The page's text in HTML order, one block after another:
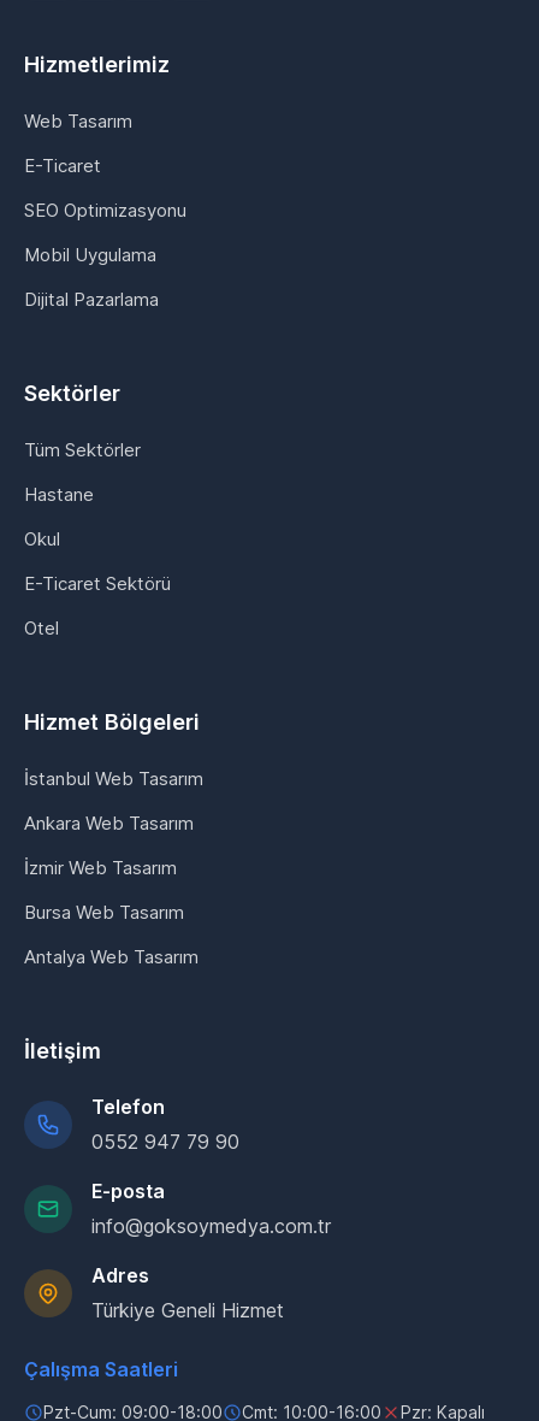
Hizmetlerimiz
Web Tasarım
E-Ticaret
SEO Optimizasyonu
Mobil Uygulama
Dijital Pazarlama
Sektörler
Tüm Sektörler
Hastane
Okul
E-Ticaret Sektörü
Otel
Hizmet Bölgeleri
İstanbul Web Tasarım
Ankara Web Tasarım
İzmir Web Tasarım
Bursa Web Tasarım
Antalya Web Tasarım
İletişim
Telefon
0552 947 79 90
E-posta
info@goksoymedya.com.tr
Adres
Türkiye Geneli Hizmet
Çalışma Saatleri
Pzt-Cum: 09:00-18:00 Cmt: 10:00-16:00 Pzr: Kapalı